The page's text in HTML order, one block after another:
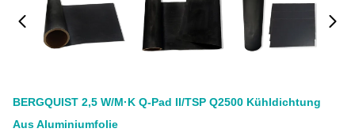
BERGQUIST 2,5 W/m·K Q-Pad II/TSP Q2500 Kühldichtung
Aus Aluminiumfolie